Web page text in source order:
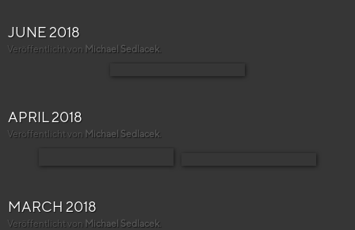
JUNE 2018
Veröffentlicht von Michael Sedlacek
APRIL 2018
Veröffentlicht von Michael Sedlacek
MARCH 2018
Veröffentlicht von Michael Sedlacek